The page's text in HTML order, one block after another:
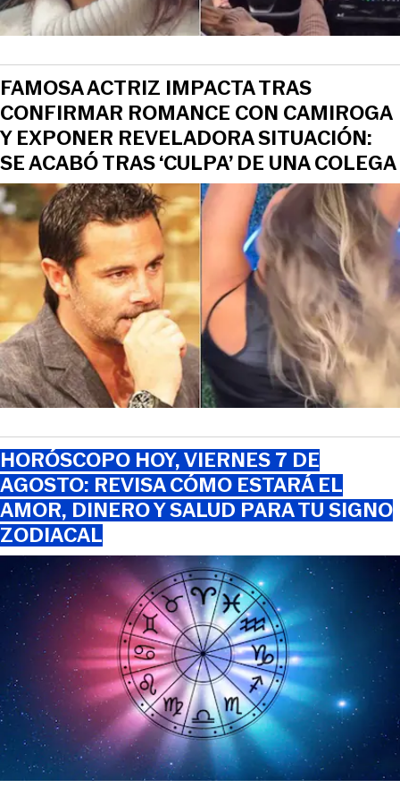
FAMOSA ACTRIZ IMPACTA TRAS
CONFIRMAR ROMANCE CON CAMIROGA
Y EXPONER REVELADORA SITUACIÓN:
SE ACABÓ TRAS ‘CULPA’ DE UNA COLEGA
HORÓSCOPO HOY, VIERNES 7 DE
AGOSTO: REVISA CÓMO ESTARÁ EL
AMOR, DINERO Y SALUD PARA TU SIGNO
ZODIACAL